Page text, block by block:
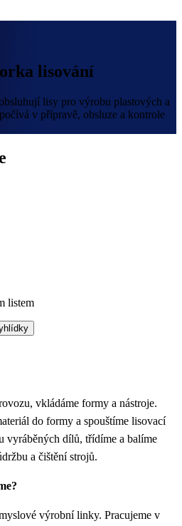
lisování
lisy pro výrobu plastových a
v přípravě, obsluze a kontrole
listem
vkládáme formy a nástroje.
do formy a spouštíme lisovací
vyráběných dílů, třídíme a balíme
a čištění strojů.
výrobní linky. Pracujeme v